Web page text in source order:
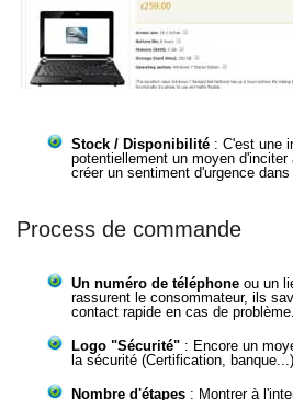
Stock / Disponibilité : C'est une
potentiellement un moyen
créer un sentiment d'urgence
Process de commande
Un numéro de téléphone ou un
rassurent le consommateur, ils
contact rapide en cas de problème.
Logo "Sécurité" : Encore un
la sécurité (Certification, banque...)
Nombre d'étapes : Montrer à